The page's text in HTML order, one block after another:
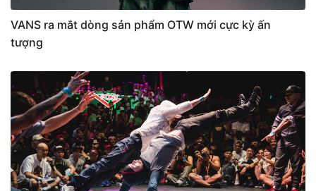
VANS ra mắt dòng sản phẩm OTW mới cực kỳ ấn
tượng